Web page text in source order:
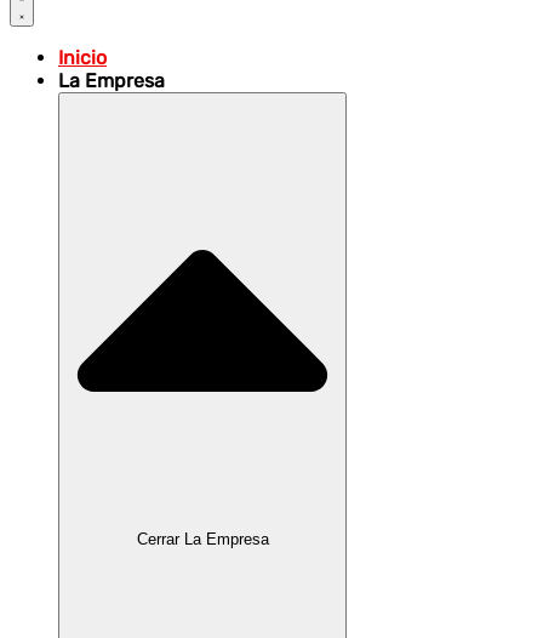
Inicio
La Empresa
Cerrar La Empresa